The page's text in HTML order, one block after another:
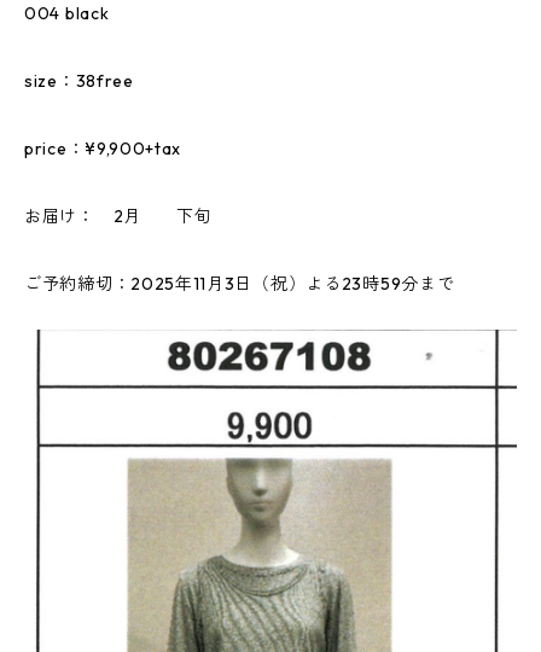
004 black
size：38free
price：¥9,900+tax
お届け： 2月 下旬
ご予約締切：2025年11月3日（祝）よる23時59分まで